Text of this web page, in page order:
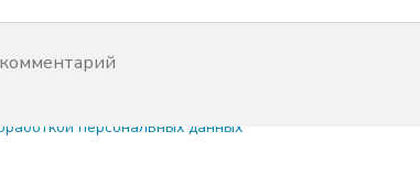
персональных данных